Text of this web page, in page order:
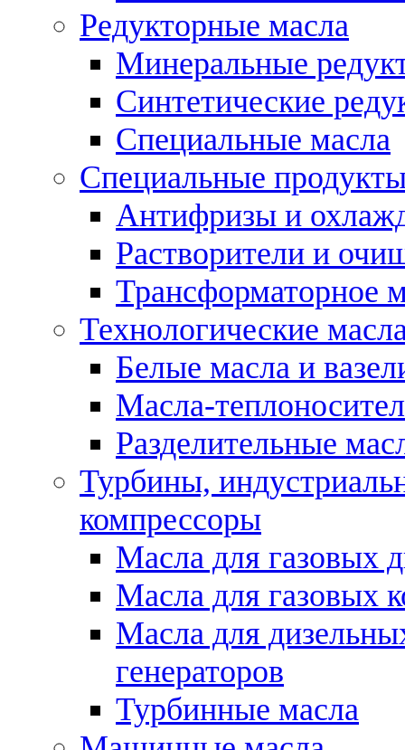
Редукторные масла
Минеральные
Синтетические
Специальные масла
Специальные
Антифризы и
Растворители и
Трансформаторное
Технологические
Белые масла и
Масла-
Разделительные
Турбины,
компрессоры
Масла для газовых
Масла для газовых
Масла для
генераторов
Турбинные масла